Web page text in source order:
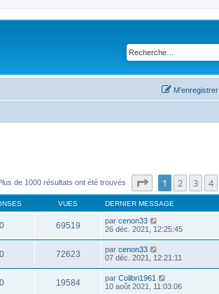
M’enregistrer
de 1000 résultats ont été trouvés Page sur25
1 2 3 4
VUES DERNIER MESSAGE
0 69519 par cenon33
26 déc. 2021, 12:25:45
0 72623 par cenon33
07 déc. 2021, 12:21:11
0 19584 par Colibri1961
10 août 2021, 11:03:06